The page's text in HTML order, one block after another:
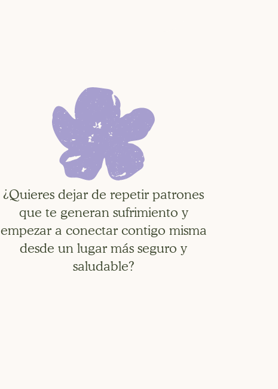
¿Quieres dejar de repetir patrones
que te generan sufrimiento y
empezar a conectar contigo misma
desde un lugar más seguro y
saludable?